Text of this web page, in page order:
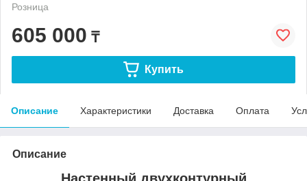
Розница
605 000 ₸
Купить
Описание Характеристики Доставка Оплата
Описание